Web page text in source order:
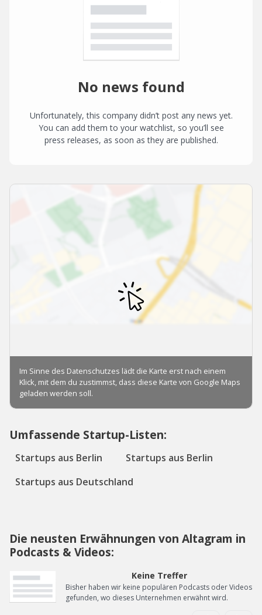
No news found
Unfortunately, this company didn’t post any news yet.
You can add them to your watchlist, so you’ll see
press releases, as soon as they are published.
Umfassende Startup-Listen:
Startups aus Berlin
Startups aus Berlin
Startups aus Deutschland
Die neusten Erwähnungen von Altagram in
Podcasts & Videos:
Keine Treffer
Bisher haben wir keine populären Podcasts oder Videos
gefunden, wo dieses Unternehmen erwähnt wird.